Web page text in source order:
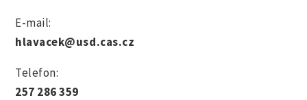
E-mail:
hlavacek@usd.cas.cz
Telefon:
257 286 359